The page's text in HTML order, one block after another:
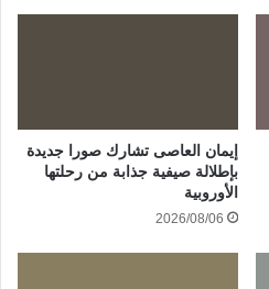
إيمان العاصى تشارك صورا جديدة
بإطلالة صيفية جذابة من رحلتها
الأوروبية
2026/08/06